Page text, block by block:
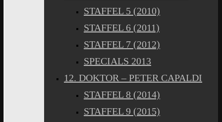
STAFFEL 5 (2010)
STAFFEL 6 (2011)
STAFFEL 7 (2012)
SPECIALS 2013
12. DOKTOR – PETER CAPALDI
STAFFEL 8 (2014)
STAFFEL 9 (2015)